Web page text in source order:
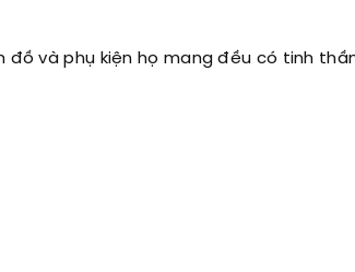
đồ và phụ kiện họ mang đều có tinh